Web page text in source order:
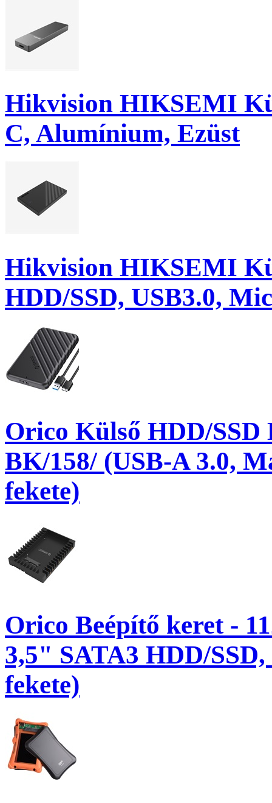
Hikvision HIKSEMI
C, Alumínium, Ezüst
Hikvision HIKSEMI
HDD/SSD, USB3.0,
Orico Külső HDD/SSD
BK/158/ (USB-A 3.0,
fekete)
Orico Beépítő keret -
3,5" SATA3 HDD/
fekete)